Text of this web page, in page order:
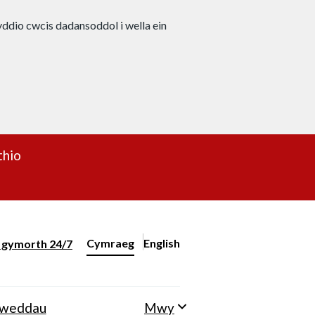
cwcis dadansoddol i wella ein
gymorth 24/7
Newid iaith y wefan
Cymraeg English
– Change the language to English
Mwy